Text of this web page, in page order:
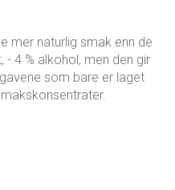
mer naturlig smak enn de
- 4 % alkohol, men den gir
som bare er laget